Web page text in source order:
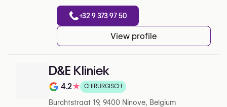
+32 9 373 97 50
View profile
D&E Kliniek
Note de 4.2 sur 5 sur Google
4.2★ CHIRURGISCH
Burchtstraat 19, 9400 Ninove, Belgium